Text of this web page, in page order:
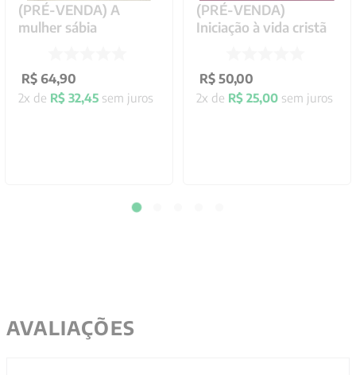
(PRÉ-VENDA) A
mulher sábia
R$ 64,90
2x de R$ 32,45 sem juros
(PRÉ-VENDA)
Iniciação à vida cristã
R$ 50,00
2x de R$ 25,00 sem juros
AVALIAÇÕES